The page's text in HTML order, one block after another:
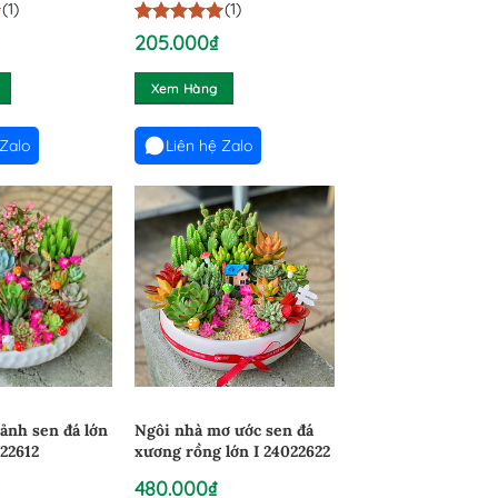
(1)
5trên 5
dựa trên
1
đánh giá
(1)
205.000₫
Xem Hàng
Liên hệ Zalo
sen đá lớn
Ngôi nhà mơ ước sen đá
xương rồng lớn I 24022622
480.000₫